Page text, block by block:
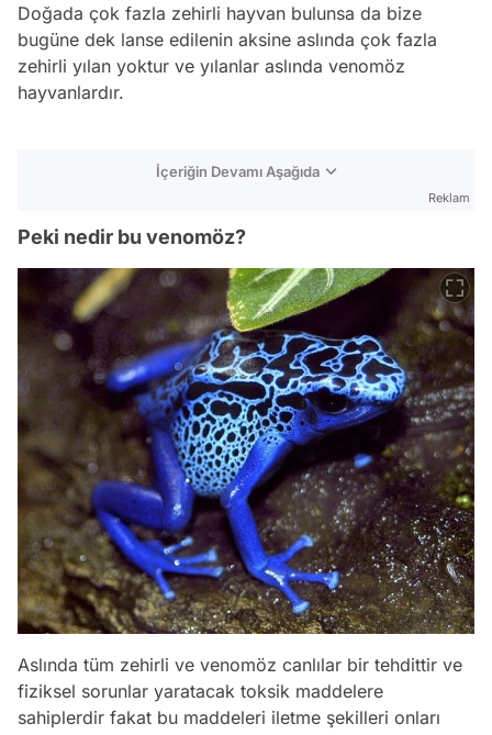
Doğada çok fazla zehirli hayvan bulunsa da bize
bugüne dek lanse edilenin aksine aslında çok fazla
zehirli yılan yoktur ve yılanlar aslında venomöz
hayvanlardır.
İçeriğin Devamı Aşağıda
Reklam
Peki nedir bu venomöz?
Aslında tüm zehirli ve venomöz canlılar bir tehdittir ve
fiziksel sorunlar yaratacak toksik maddelere
sahiplerdir fakat bu maddeleri iletme şekilleri onları